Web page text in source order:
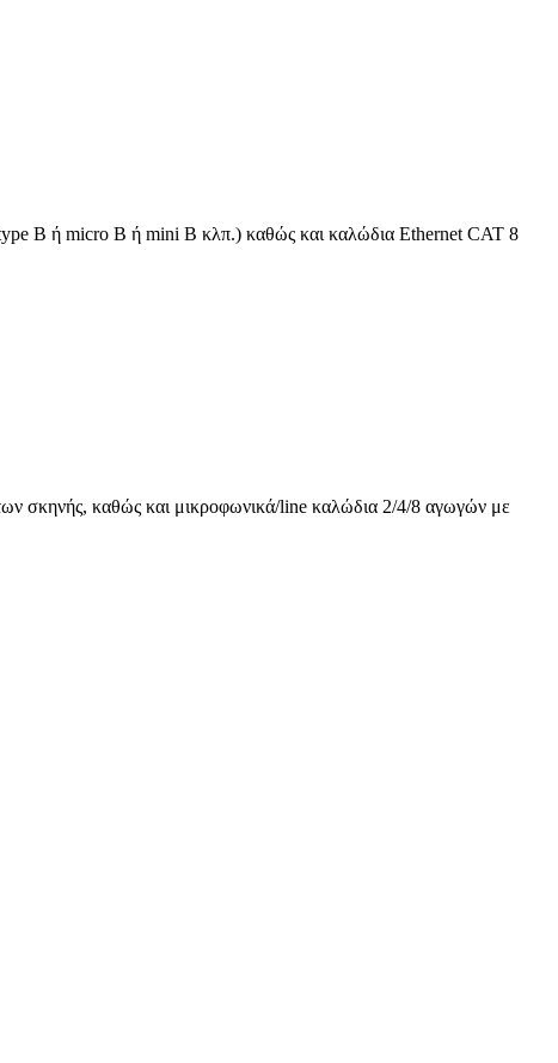
B ή micro B ή mini B κλπ.) καθώς και καλώδια Ethernet CAT 8
σκηνής, καθώς και μικροφωνικά/line καλώδια 2/4/8 αγωγών με